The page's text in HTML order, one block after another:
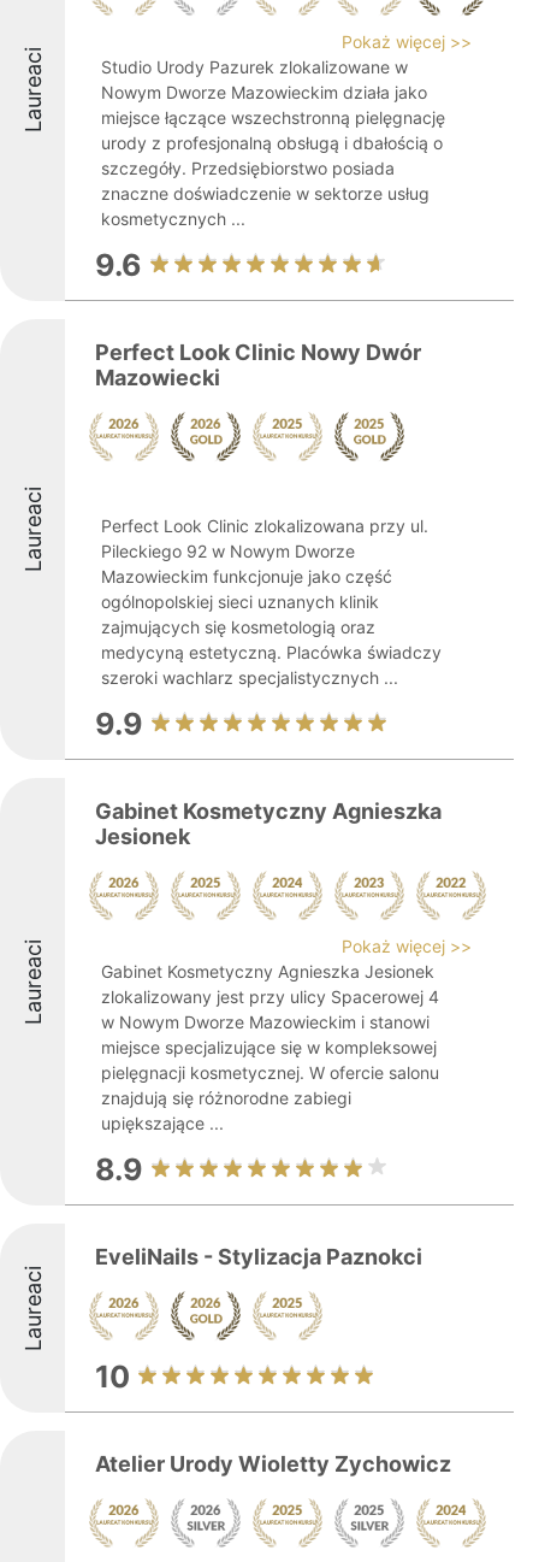
Laureaci
Pokaż więcej >>
Studio Urody Pazurek zlokalizowane w
Nowym Dworze Mazowieckim działa jako
miejsce łączące wszechstronną pielęgnację
urody z profesjonalną obsługą i dbałością o
szczegóły. Przedsiębiorstwo posiada
znaczne doświadczenie w sektorze usług
kosmetycznych ...
9.6
Laureaci
Perfect Look Clinic Nowy Dwór
Mazowiecki
Perfect Look Clinic zlokalizowana przy ul.
Pileckiego 92 w Nowym Dworze
Mazowieckim funkcjonuje jako część
ogólnopolskiej sieci uznanych klinik
zajmujących się kosmetologią oraz
medycyną estetyczną. Placówka świadczy
szeroki wachlarz specjalistycznych ...
9.9
Laureaci
Gabinet Kosmetyczny Agnieszka
Jesionek
Pokaż więcej >>
Gabinet Kosmetyczny Agnieszka Jesionek
zlokalizowany jest przy ulicy Spacerowej 4
w Nowym Dworze Mazowieckim i stanowi
miejsce specjalizujące się w kompleksowej
pielęgnacji kosmetycznej. W ofercie salonu
znajdują się różnorodne zabiegi
upiększające ...
8.9
Laureaci
EveliNails - Stylizacja Paznokci
10
Atelier Urody Wioletty Zychowicz